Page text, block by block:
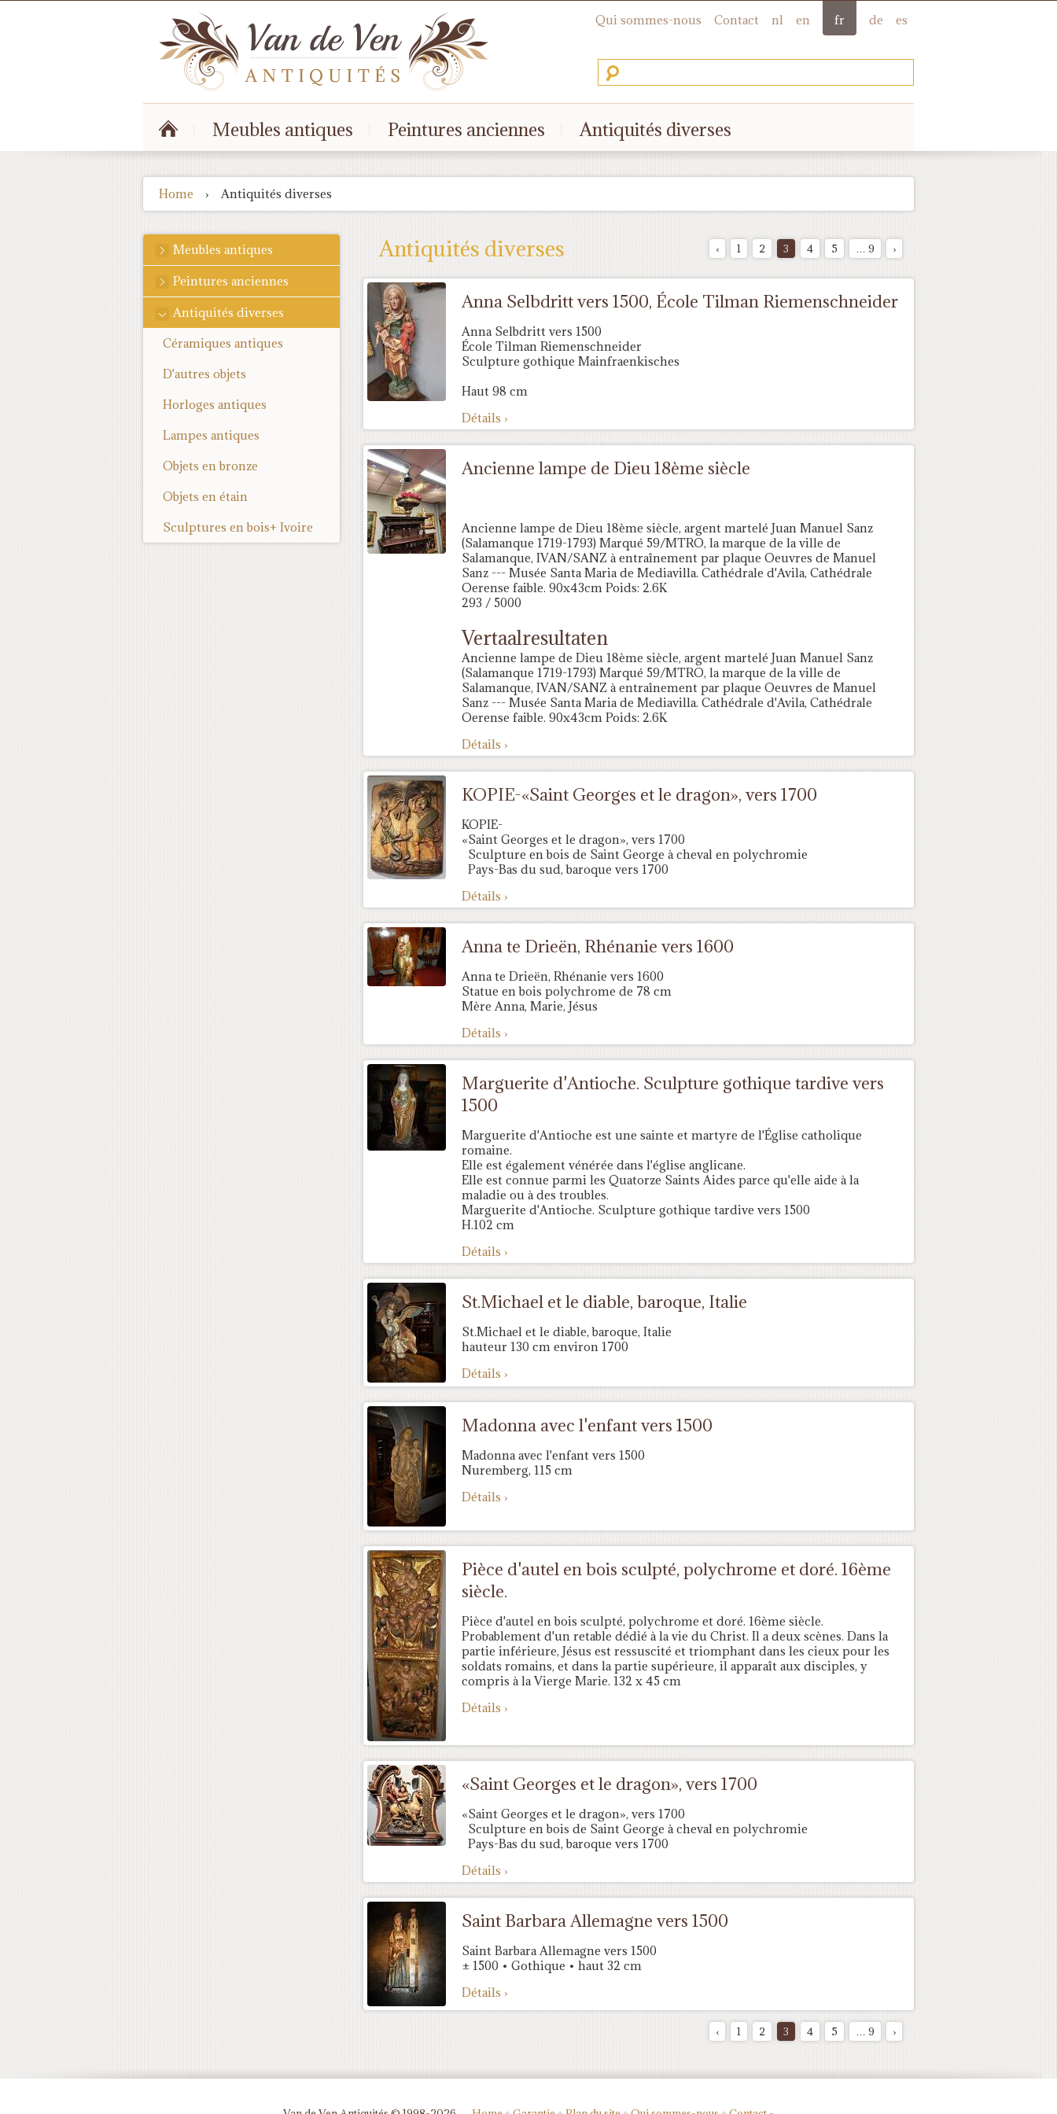
es
de
fr
en
nl
Contact
Qui sommes-nous
Meubles antiques Peintures anciennes Antiquités diverses
Home › Antiquités diverses
Meubles antiques
Peintures anciennes
Antiquités diverses
Céramiques antiques
D'autres objets
Horloges antiques
Lampes antiques
Objets en bronze
Objets en étain
Sculptures en bois+ Ivoire
Antiquités diverses ‹ 1 2 3 4 5 … 9 ›
Anna Selbdritt vers 1500, École Tilman Riemenschneider
Anna Selbdritt vers 1500
École Tilman Riemenschneider
Sculpture gothique Mainfraenkisches
Haut 98 cm
Détails ›
Ancienne lampe de Dieu 18ème siècle
Ancienne lampe de Dieu 18ème siècle, argent martelé Juan Manuel Sanz
(Salamanque 1719-1793) Marqué 59/MTRO, la marque de la ville de
Salamanque, IVAN/SANZ à entraînement par plaque Oeuvres de Manuel
Sanz --- Musée Santa Maria de Mediavilla. Cathédrale d'Avila, Cathédrale
Oerense faible. 90x43cm Poids: 2.6K
293 / 5000
Vertaalresultaten
Ancienne lampe de Dieu 18ème siècle, argent martelé Juan Manuel Sanz
(Salamanque 1719-1793) Marqué 59/MTRO, la marque de la ville de
Salamanque, IVAN/SANZ à entraînement par plaque Oeuvres de Manuel
Sanz --- Musée Santa Maria de Mediavilla. Cathédrale d'Avila, Cathédrale
Oerense faible. 90x43cm Poids: 2.6K
Détails ›
KOPIE-«Saint Georges et le dragon», vers 1700
KOPIE-
«Saint Georges et le dragon», vers 1700
Sculpture en bois de Saint George à cheval en polychromie
Pays-Bas du sud, baroque vers 1700
Détails ›
Anna te Drieën, Rhénanie vers 1600
Anna te Drieën, Rhénanie vers 1600
Statue en bois polychrome de 78 cm
Mère Anna, Marie, Jésus
Détails ›
Marguerite d'Antioche. Sculpture gothique tardive vers
1500
Marguerite d'Antioche est une sainte et martyre de l'Église catholique
romaine.
Elle est également vénérée dans l'église anglicane.
Elle est connue parmi les Quatorze Saints Aides parce qu'elle aide à la
maladie ou à des troubles.
Marguerite d'Antioche. Sculpture gothique tardive vers 1500
H.102 cm
Détails ›
St.Michael et le diable, baroque, Italie
St.Michael et le diable, baroque, Italie
hauteur 130 cm environ 1700
Détails ›
Madonna avec l'enfant vers 1500
Madonna avec l'enfant vers 1500
Nuremberg, 115 cm
Détails ›
Pièce d'autel en bois sculpté, polychrome et doré. 16ème
siècle.
Pièce d'autel en bois sculpté, polychrome et doré. 16ème siècle.
Probablement d'un retable dédié à la vie du Christ. Il a deux scènes. Dans la
partie inférieure, Jésus est ressuscité et triomphant dans les cieux pour les
soldats romains, et dans la partie supérieure, il apparaît aux disciples, y
compris à la Vierge Marie. 132 x 45 cm
Détails ›
«Saint Georges et le dragon», vers 1700
«Saint Georges et le dragon», vers 1700
Sculpture en bois de Saint George à cheval en polychromie
Pays-Bas du sud, baroque vers 1700
Détails ›
Saint Barbara Allemagne vers 1500
Saint Barbara Allemagne vers 1500
± 1500 • Gothique • haut 32 cm
Détails ›
‹ 1 2 3 4 5 … 9 ›